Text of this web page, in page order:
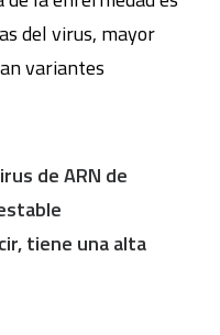
del virus, mayor
variantes
de ARN de
tiene una alta